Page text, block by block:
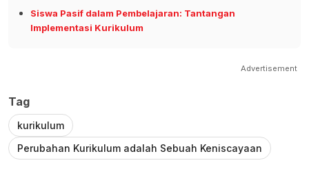
Siswa Pasif dalam Pembelajaran: Tantangan
Implementasi Kurikulum
Advertisement
Tag
kurikulum
Perubahan Kurikulum adalah Sebuah Keniscayaan